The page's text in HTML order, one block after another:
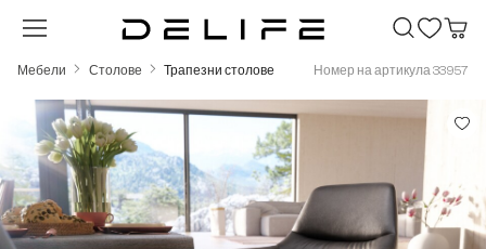
Преминете към основното съдържание
Мебели Столове Трапезни столове Номер на артикула 33957
Пропуснете галерия с изображения